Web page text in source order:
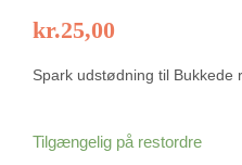
kr.25,00
Spark udstødning til Bukkede
Tilgængelig på restordre